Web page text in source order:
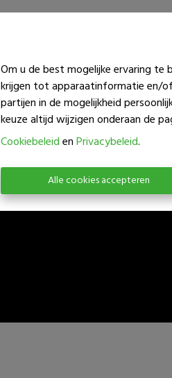
Om u de best mogelijke ervaring te
krijgen tot apparaatinformatie en/
partijen in de mogelijkheid
keuze altijd wijzigen onderaan de
CookiebeleidenPrivacybeleid.
Alle cookies accepteren